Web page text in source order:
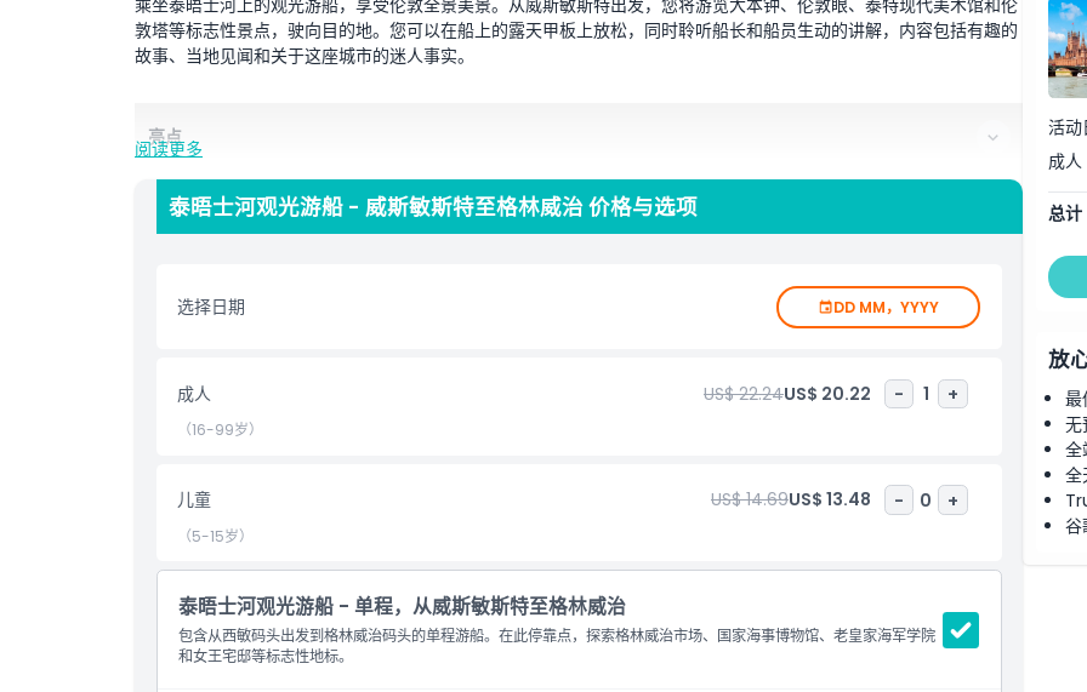
乘坐泰晤士河上的观光游船，享受伦敦全景美景。从威斯敏斯特出发，您将游览大本钟、伦敦眼、泰特现代美术馆和伦
敦塔等标志性景点，驶向目的地。您可以在船上的露天甲板上放松，同时聆听船长和船员生动的讲解，内容包括有趣的
故事、当地见闻和关于这座城市的迷人事实。
亮点
包含项
阅读更多
泰晤士河观光游船 - 威斯敏斯特至格林威治 价格与选项
选择日期 DD MM，YYYY
成人 US$ 22.24US$ 20.22 - 1 +
（16-99岁）
儿童 US$ 14.69US$ 13.48 - 0 +
（5-15岁）
泰晤士河观光游船 - 单程，从威斯敏斯特至格林威治
包含从西敏码头出发到格林威治码头的单程游船。在此停靠点，探索格林威治市场、国家海事博物馆、老皇家海军学院
和女王宅邸等标志性地标。
活动
成人
总计
放
最
无
全
全
谷